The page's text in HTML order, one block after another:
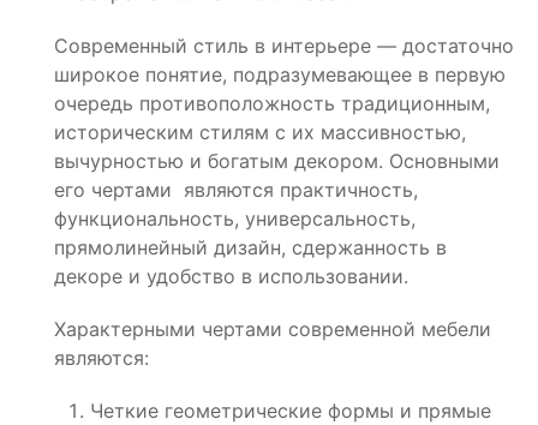
Современный стиль в интерьере — достаточно
широкое понятие, подразумевающее в первую
очередь противоположность традиционным,
историческим стилям с их массивностью,
вычурностью и богатым декором. Основными
его чертами являются практичность,
функциональность, универсальность,
прямолинейный дизайн, сдержанность в
декоре и удобство в использовании.
Характерными чертами современной мебели
являются:
Четкие геометрические формы и прямые